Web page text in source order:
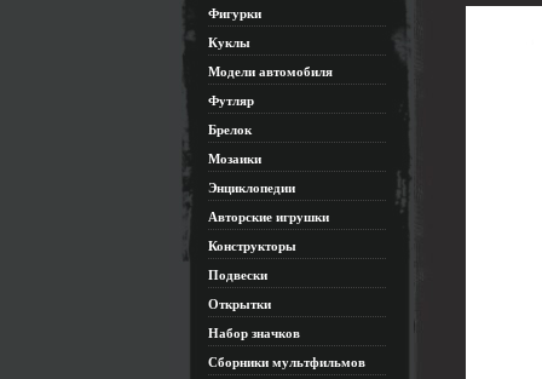
Фигурки
Куклы
Модели автомобиля
Футляр
Брелок
Мозаики
Энциклопедии
Авторские игрушки
Конструкторы
Подвески
Открытки
Набор значков
Сборники мультфильмов